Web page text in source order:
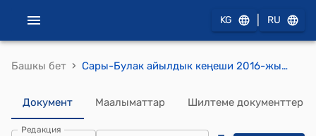
KG RU
Башкы бет › Сары-Булак айылдык кеңеши 2016-жылдын 8-ноябрындагы №25/158 "Кыргыз Республикасынын юстиция министрлигинин Нарын облустук юстиция башкармалыгы менен түзүлгөн типтүү келишимди бекитүү жөнүндө" токтому
Документ Маалыматтар Шилтеме документтер
Редакция